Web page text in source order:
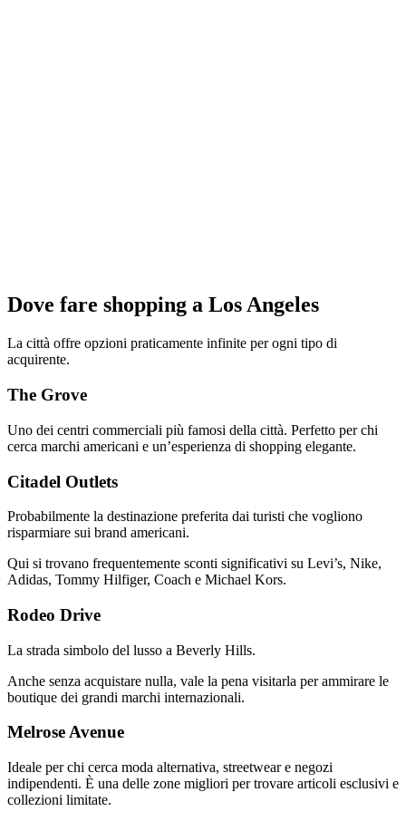
Dove fare shopping a Los Angeles
La città offre opzioni praticamente infinite per ogni tipo di
acquirente.
The Grove
Uno dei centri commerciali più famosi della città. Perfetto per chi
cerca marchi americani e un’esperienza di shopping elegante.
Citadel Outlets
Probabilmente la destinazione preferita dai turisti che vogliono
risparmiare sui brand americani.
Qui si trovano frequentemente sconti significativi su Levi’s, Nike,
Adidas, Tommy Hilfiger, Coach e Michael Kors.
Rodeo Drive
La strada simbolo del lusso a Beverly Hills.
Anche senza acquistare nulla, vale la pena visitarla per ammirare le
boutique dei grandi marchi internazionali.
Melrose Avenue
Ideale per chi cerca moda alternativa, streetwear e negozi
indipendenti. È una delle zone migliori per trovare articoli esclusivi e
collezioni limitate.